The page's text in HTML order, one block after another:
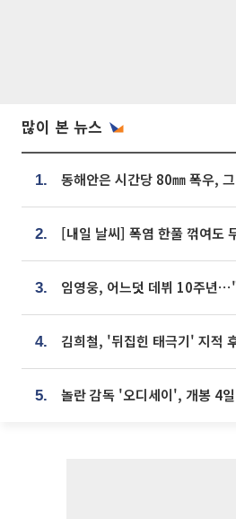
많이 본 뉴스
1.
2.
3.
4.
5.